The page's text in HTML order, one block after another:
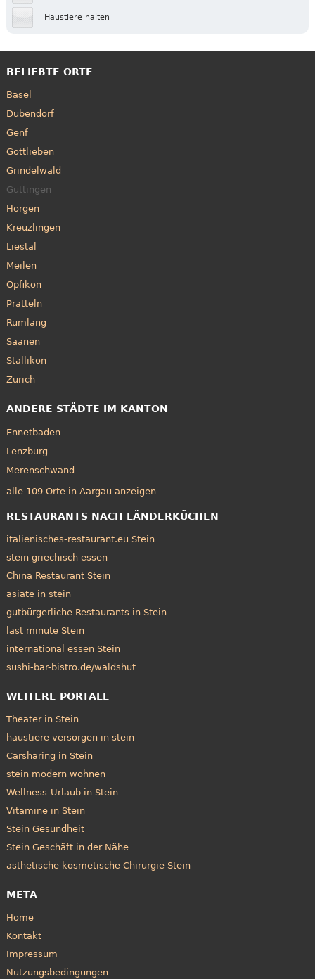
Haustiere halten
BELIEBTE ORTE
Basel
Dübendorf
Genf
Gottlieben
Grindelwald
Güttingen
Horgen
Kreuzlingen
Liestal
Meilen
Opfikon
Pratteln
Rümlang
Saanen
Stallikon
Zürich
ANDERE STÄDTE IM KANTON
Ennetbaden
Lenzburg
Merenschwand
alle 109 Orte in Aargau anzeigen
RESTAURANTS NACH LÄNDERKÜCHEN
italienisches-restaurant.eu Stein
stein griechisch essen
China Restaurant Stein
asiate in stein
gutbürgerliche Restaurants in Stein
last minute Stein
international essen Stein
sushi-bar-bistro.de/waldshut
WEITERE PORTALE
Theater in Stein
haustiere versorgen in stein
Carsharing in Stein
stein modern wohnen
Wellness-Urlaub in Stein
Vitamine in Stein
Stein Gesundheit
Stein Geschäft in der Nähe
ästhetische kosmetische Chirurgie Stein
META
Home
Kontakt
Impressum
Nutzungsbedingungen